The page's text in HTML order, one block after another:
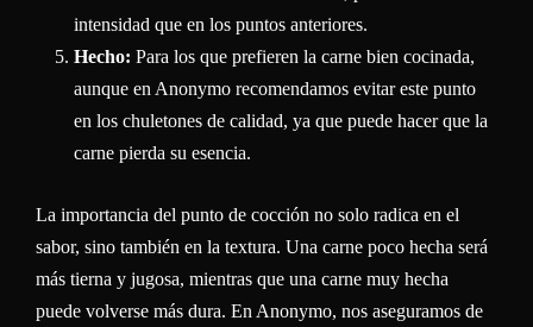
intensidad que en los puntos anteriores.
Hecho: Para los que prefieren la carne bien cocinada,
aunque en Anonymo recomendamos evitar este punto
en los chuletones de calidad, ya que puede hacer que la
carne pierda su esencia.
La importancia del punto de cocción no solo radica en el
sabor, sino también en la textura. Una carne poco hecha será
más tierna y jugosa, mientras que una carne muy hecha
puede volverse más dura. En Anonymo, nos aseguramos de